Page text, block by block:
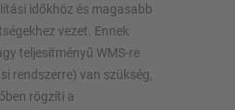
időkhöz és magasabb
vezet. Ennek
teljesítményű WMS-re
rendszerre) van szükség,
rögzíti a